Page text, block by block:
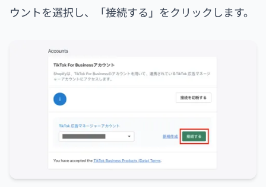
ウントを選択し、「接続する」をクリックします。